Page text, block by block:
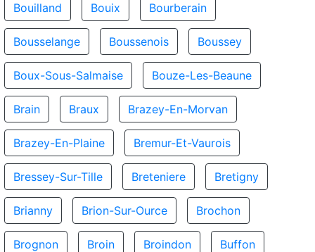
Bouilland Bouix Bourberain
Bousselange Boussenois Boussey
Boux-Sous-Salmaise Bouze-Les-Beaune
Brain Braux Brazey-En-Morvan
Brazey-En-Plaine Bremur-Et-Vaurois
Bressey-Sur-Tille Breteniere Bretigny
Brianny Brion-Sur-Ource Brochon
Brognon Broin Broindon Buffon